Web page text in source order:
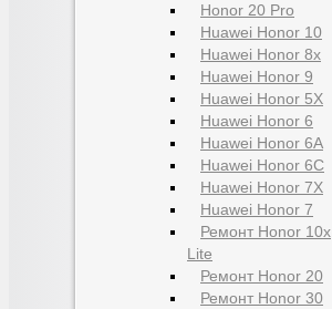
Honor 20 Pro
Huawei Honor 10
Huawei Honor 8x
Huawei Honor 9
Huawei Honor 5X
Huawei Honor 6
Huawei Honor 6A
Huawei Honor 6C
Huawei Honor 7X
Huawei Honor 7
Ремонт Honor 10x
Lite
Ремонт Honor 20
Ремонт Honor 30